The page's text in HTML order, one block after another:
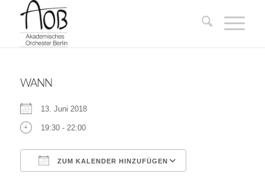
WANN
13. Juni 2018
19:30 - 22:00
ZUM KALENDER HINZUFÜGEN